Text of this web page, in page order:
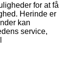
for at få
Herinde er
kan
service,